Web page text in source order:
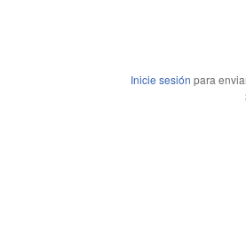
Inicie sesión para